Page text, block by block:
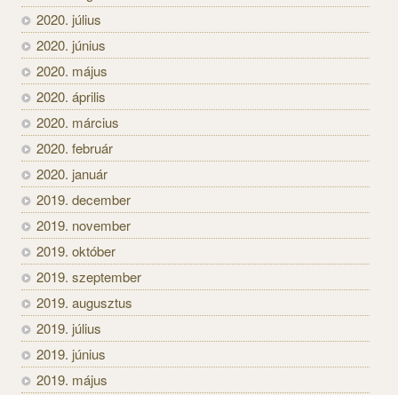
2020. július
2020. június
2020. május
2020. április
2020. március
2020. február
2020. január
2019. december
2019. november
2019. október
2019. szeptember
2019. augusztus
2019. július
2019. június
2019. május